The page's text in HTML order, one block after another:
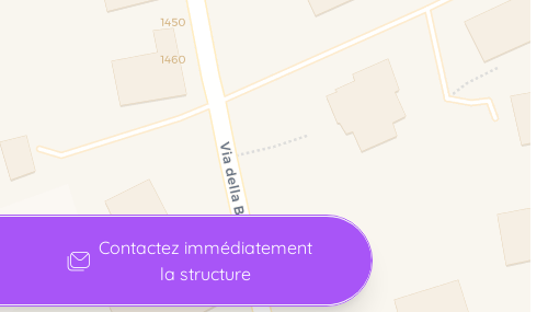
Contactez immédiatement
la structure